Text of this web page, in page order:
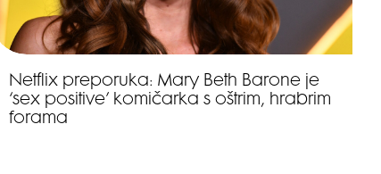
Netflix preporuka: Mary Beth Barone je
‘sex positive’ komičarka s oštrim, hrabrim
forama